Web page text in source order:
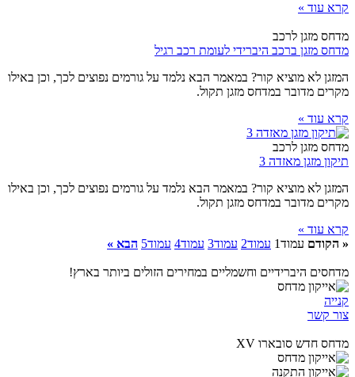
קרא עוד »
מדחס מזגן לרכב
מדחס מזגן ברכב היברידי לעומת רכב רגיל
המזגן לא מוציא קור? במאמר הבא נלמד על גורמים נפוצים לכך, וכן באילו
מקרים מדובר במדחס מזגן תקול.
קרא עוד »
מדחס מזגן לרכב
תיקון מזגן מאזדה 3
המזגן לא מוציא קור? במאמר הבא נלמד על גורמים נפוצים לכך, וכן באילו
מקרים מדובר במדחס מזגן תקול.
קרא עוד »
« הקודם עמוד1 עמוד2 עמוד3 עמוד4 עמוד5 הבא »
מדחסים היברידיים וחשמליים במחירים הזולים ביותר בארץ!
קנייה
צור קשר
מדחס חדש סובארו XV